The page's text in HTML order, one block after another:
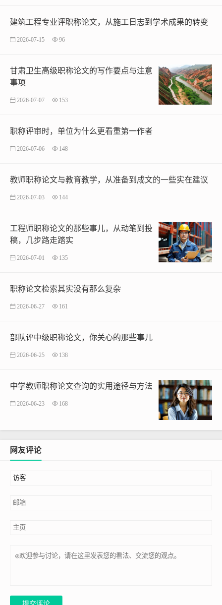
建筑工程专业评职称论文，从施工日志到学术成果的转变
2026-07-15 96
甘肃卫生高级职称论文的写作要点与注意
事项
2026-07-07 153
职称评审时，单位为什么更看重第一作者
2026-07-06 148
教师职称论文与教育教学，从准备到成文的一些实在建议
2026-07-03 144
工程师职称论文的那些事儿，从动笔到投
稿，几步路走踏实
2026-07-01 135
职称论文检索其实没有那么复杂
2026-06-27 161
部队评中级职称论文，你关心的那些事儿
2026-06-25 138
中学教师职称论文查询的实用途径与方法
2026-06-23 168
网友评论
提交评论